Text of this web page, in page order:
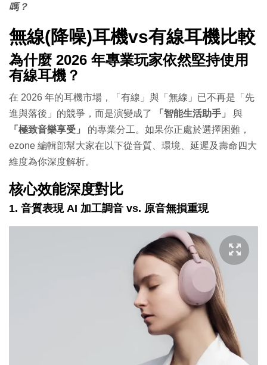
嗎？
無線(降噪)耳機vs有線耳機比較
為什麼 2026 年專業玩家依然堅持使用
有線耳機？
在 2026 年的耳機市場，「有線」與「無線」已不再是「先
進與落後」的競爭，而是演變成了
「智能生活助手」
與
「極致音樂享受」
的專業分工。如果你正處於選擇困難，
ezone 編輯部幫大家在以下從音質、環境、延遲及壽命四大
維度為你深度解析。
核心效能深度對比
1. 音質表現 AI 加工調音 vs. 原音無損重現